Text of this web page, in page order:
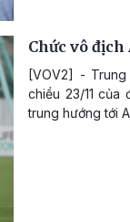
Chức vô
[VOV2] -
chiều 23/11
trung hướng tới